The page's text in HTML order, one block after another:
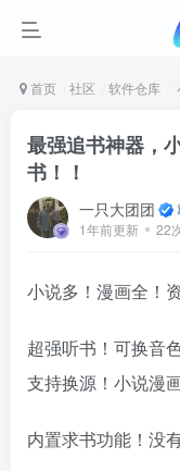
首页 社区 软件仓库
最强追书神器，
书！！
一只大团团
1年前更新 22
小说多！漫画全！
超强听书！可换音
支持换源！小说漫
内置求书功能！没